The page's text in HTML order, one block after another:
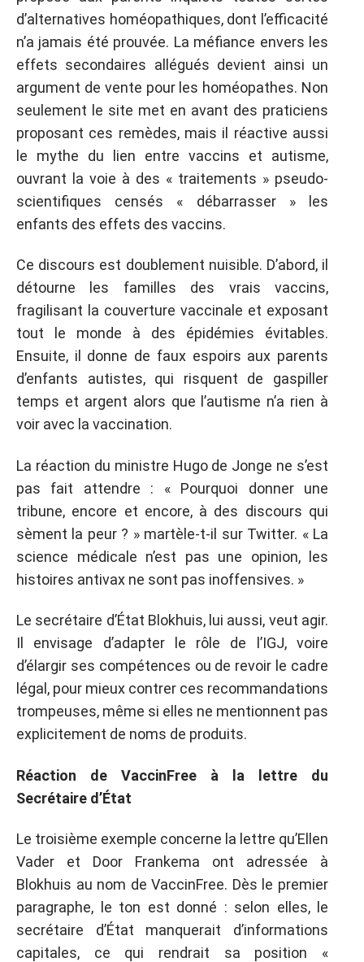
d’alternatives homéopathiques, dont l’efficacité
n’a jamais été prouvée. La méfiance envers les
effets secondaires allégués devient ainsi un
argument de vente pour les homéopathes. Non
seulement le site met en avant des praticiens
proposant ces remèdes, mais il réactive aussi
le mythe du lien entre vaccins et autisme,
ouvrant la voie à des « traitements » pseudo-
scientifiques censés « débarrasser » les
enfants des effets des vaccins.
Ce discours est doublement nuisible. D’abord, il
détourne les familles des vrais vaccins,
fragilisant la couverture vaccinale et exposant
tout le monde à des épidémies évitables.
Ensuite, il donne de faux espoirs aux parents
d’enfants autistes, qui risquent de gaspiller
temps et argent alors que l’autisme n’a rien à
voir avec la vaccination.
La réaction du ministre Hugo de Jonge ne s’est
pas fait attendre : « Pourquoi donner une
tribune, encore et encore, à des discours qui
sèment la peur ? » martèle-t-il sur Twitter. « La
science médicale n’est pas une opinion, les
histoires antivax ne sont pas inoffensives. »
Le secrétaire d’État Blokhuis, lui aussi, veut agir.
Il envisage d’adapter le rôle de l’IGJ, voire
d’élargir ses compétences ou de revoir le cadre
légal, pour mieux contrer ces recommandations
trompeuses, même si elles ne mentionnent pas
explicitement de noms de produits.
Réaction de VaccinFree à la lettre du
Secrétaire d’État
Le troisième exemple concerne la lettre qu’Ellen
Vader et Door Frankema ont adressée à
Blokhuis au nom de VaccinFree. Dès le premier
paragraphe, le ton est donné : selon elles, le
secrétaire d’État manquerait d’informations
capitales, ce qui rendrait sa position «